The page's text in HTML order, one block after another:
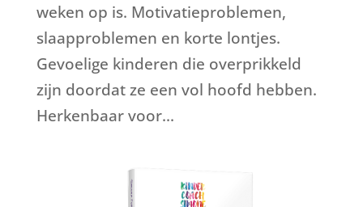
weken op is. Motivatieproblemen,
slaapproblemen en korte lontjes.
Gevoelige kinderen die overprikkeld
zijn doordat ze een vol hoofd hebben.
Herkenbaar voor...